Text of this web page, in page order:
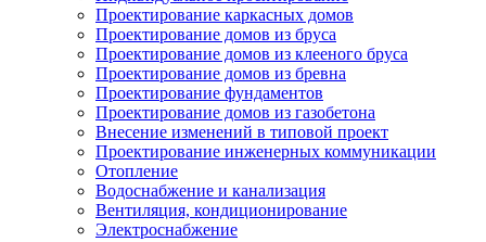
Проектирование каркасных домов
Проектирование домов из бруса
Проектирование домов из клееного бруса
Проектирование домов из бревна
Проектирование фундаментов
Проектирование домов из газобетона
Внесение изменений в типовой проект
Проектирование инженерных коммуникации
Отопление
Водоснабжение и канализация
Вентиляция, кондиционирование
Электроснабжение